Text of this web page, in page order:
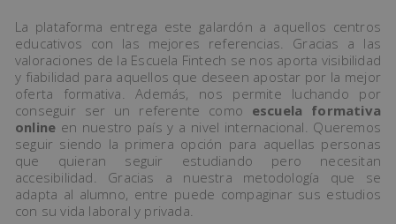
La plataforma entrega este galardón a aquellos centros
educativos con las mejores referencias. Gracias a las
valoraciones de la Escuela Fintech se nos aporta visibilidad
y fiabilidad para aquellos que deseen apostar por la mejor
oferta formativa. Además, nos permite luchando por
conseguir ser un referente como escuela formativa
online en nuestro país y a nivel internacional. Queremos
seguir siendo la primera opción para aquellas personas
que quieran seguir estudiando pero necesitan
accesibilidad. Gracias a nuestra metodología que se
adapta al alumno, entre puede compaginar sus estudios
con su vida laboral y privada.